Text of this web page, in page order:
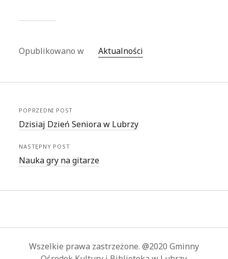
Opublikowano w Aktualności
POPRZEDNI POST
Dzisiaj Dzień Seniora w Lubrzy
NASTĘPNY POST
Nauka gry na gitarze
Wszelkie prawa zastrzeżone. @2020 Gminny